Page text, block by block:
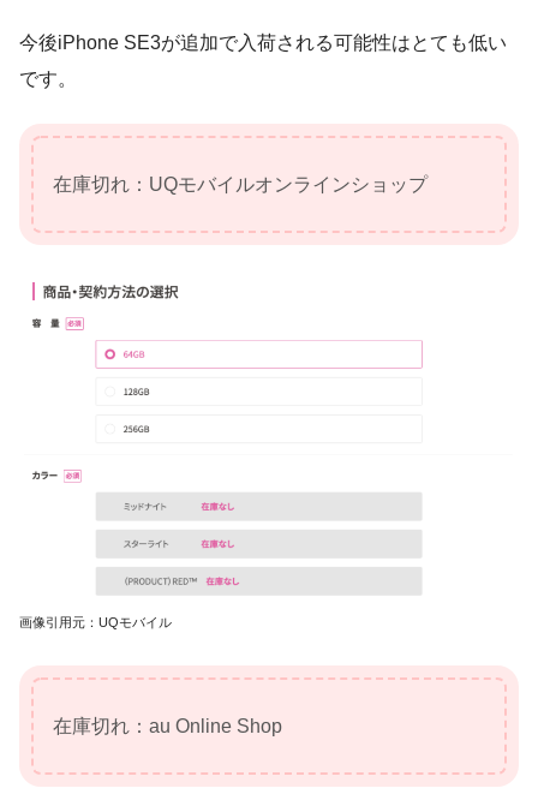
今後iPhone SE3が追加で入荷される可能性はとても低い
です。
在庫切れ：UQモバイルオンラインショップ
画像引用元：UQモバイル
在庫切れ：au Online Shop